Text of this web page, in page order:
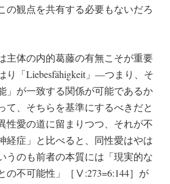
の観点を共有する必要もないだろ
主体の内的葛藤の有無こそが重要
り「Liebesfähigkeit」―つまり、そ
」が一致する関係が可能であるか
、そちらを基準にするべきだと
性愛の道に留まりつつ、それが不
経症」と比べると、同性愛はやは
うのも前者の本質には「現実的な
の不可能性」［Ⅴ:273=6:144］が